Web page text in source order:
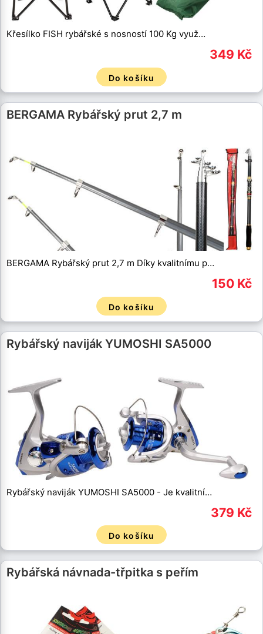
Křesílko FISH rybářské s nosností 100 Kg využ…
349 Kč
Do košíku
BERGAMA Rybářský prut 2,7 m
BERGAMA Rybářský prut 2,7 m Díky kvalitnímu p…
150 Kč
Do košíku
Rybářský naviják YUMOSHI SA5000
Rybářský naviják YUMOSHI SA5000 - Je kvalitní…
379 Kč
Do košíku
Rybářská návnada-třpitka s peřím